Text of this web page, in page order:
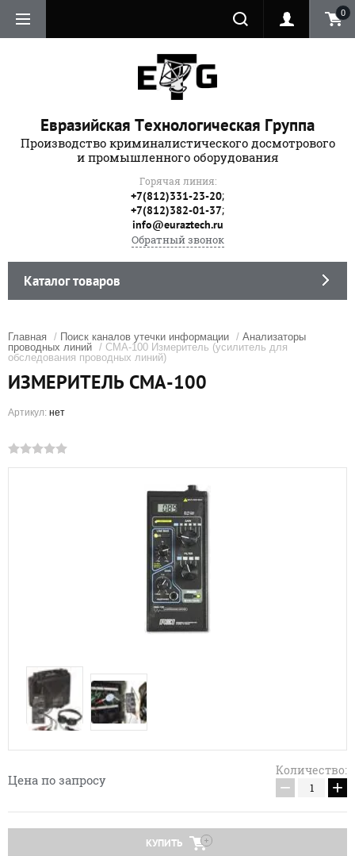
0
Евразийская Технологическая Группа
Производство криминалистического досмотрового
и промышленного оборудования
Горячая линия:
+7(812)331-23-20;
+7(812)382-01-37;
info@euraztech.ru
Обратный звонок
Каталог товаров
Главная / Поиск каналов утечки информации / Анализаторы
проводных линий / СМА-100 Измеритель (усилитель для
обследования проводных линий)
ИЗМЕРИТЕЛЬ CMA-100
Артикул: нет
Цена по запросу
Количество:
− +
КУПИТЬ